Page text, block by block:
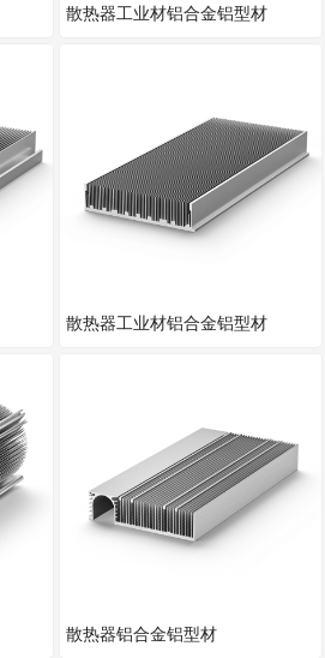
散热器工业材铝合金铝型材
散热器工业材铝合金铝型材
散热器铝合金铝型材